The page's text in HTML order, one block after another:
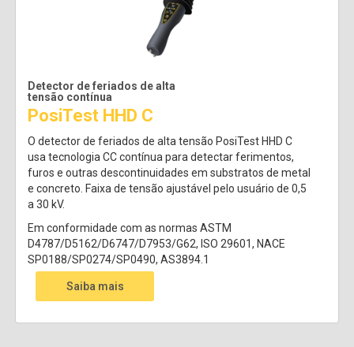
Detector de feriados de alta
tensão contínua
PosiTest HHD C
O detector de feriados de alta tensão PosiTest HHD C
usa tecnologia CC contínua para detectar ferimentos,
furos e outras descontinuidades em substratos de metal
e concreto. Faixa de tensão ajustável pelo usuário de 0,5
a 30 kV.
Em conformidade com as normas ASTM
D4787/D5162/D6747/D7953/G62, ISO 29601, NACE
SP0188/SP0274/SP0490, AS3894.1
Saiba mais